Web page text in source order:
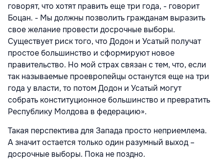
говорят, что хотят править еще три года, - говорит
Боцан. - Мы должны позволить гражданам выразить
свое желание провести досрочные выборы.
Существует риск того, что Додон и Усатый получат
простое большинство и сформируют новое
правительство. Но мой страх связан с тем, что, если
так называемые проевропейцы останутся еще на три
года у власти, то потом Додон и Усатый могут
собрать конституционное большинство и превратить
Республику Молдова в федерацию».
Такая перспектива для Запада просто неприемлема.
А значит остается только один разумный выход –
досрочные выборы. Пока не поздно.